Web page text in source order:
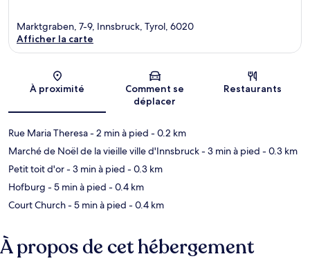
Carte
Marktgraben, 7-9, Innsbruck, Tyrol, 6020
Afficher la carte
À proximité
Comment se
déplacer
Restaurants
Rue Maria Theresa- 2 min à pied - 0.2 km
Marché de Noël de la vieille ville d'Innsbruck- 3 min à pied - 0.3 km
Petit toit d'or- 3 min à pied - 0.3 km
Hofburg - 5 min à pied - 0.4 km
Court Church- 5 min à pied - 0.4 km
À propos de cet hébergement